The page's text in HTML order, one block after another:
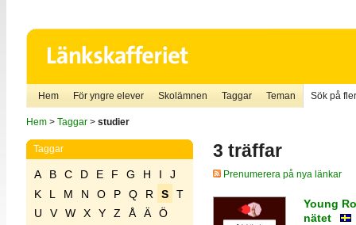
Hem För yngre elever Skolämnen Taggar Teman Sök på
Hem> Taggar> studier
Taggar
A B C D E F G H I
J
K
L M N O P Q R S
T
U
V W X Y Z Å Ä
Ö
3 träffar
Prenumerera på nya länkar
Young
nätet